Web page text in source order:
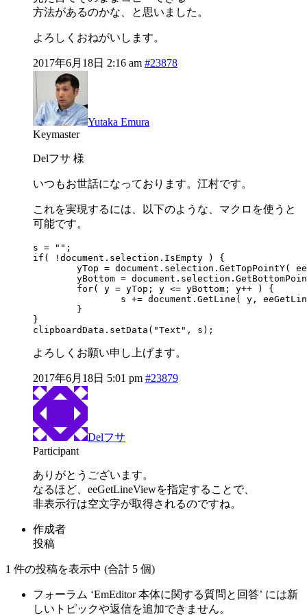
方法があるのかな、と思いました。
よろしくおねがいします。
2017年6月18日 2:16 am #23878
Yutaka Emura
Keymaster
Delフサ 様
いつもお世話になっております。江村です。
これを実現するには、以下のような、マクロを使うと
可能です。
s = "";
if( !document.selection.IsEmpty ) {
}
clipboardData.setData("Text", s);
よろしくお願い申し上げます。
2017年6月18日 5:01 pm #23879
Delフサ
Participant
ありがとうございます。
なるほど、eeGetLineViewを指定することで、
非表示行は空文字が取得されるのですね。
作成者
投稿
1 件の投稿を表示中 (合計 5 個)
フォーラム ‘EmEditor 本体に関する質問と回答’ には新
しいトピックや返信を追加できません。